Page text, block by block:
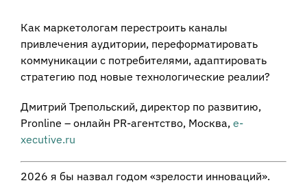
Larger
Image
Как маркетологам перестроить каналы
привлечения аудитории, переформатировать
коммуникации с потребителями, адаптировать
стратегию под новые технологические реалии?
Дмитрий Трепольский, директор по развитию,
Pronline – онлайн PR-агентство, Москва, e-
xecutive.ru
2026 я бы назвал годом «зрелости инноваций».